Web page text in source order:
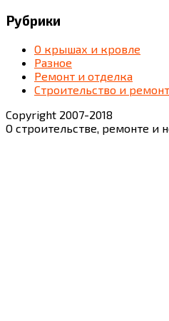
Рубрики
О крышах и кровле
Разное
Ремонт и отделка
Строительство и ремонт
Copyright 2007-2018
О строительстве, ремонте и